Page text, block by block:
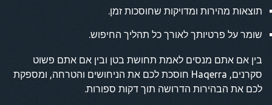
תוצאות מהירות ומדויקות שחוסכות זמן.
שומר על פרטיותך לאורך כל תהליך החיפוש.
בין אם אתם מנסים לאמת תחושת בטן ובין אם אתם פשוט
סקרנים, Haqerra חוסכת לכם את הניחושים והטרחה, ומספקת
לכם את הבהירות הדרושה תוך דקות ספורות.